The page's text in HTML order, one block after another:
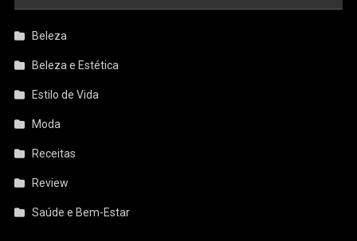
Beleza
Beleza e Estética
Estilo de Vida
Moda
Receitas
Review
Saúde e Bem-Estar